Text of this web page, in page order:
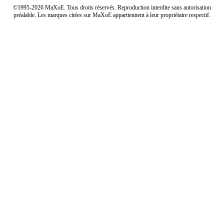
©1995-2026 MaXoE. Tous droits réservés. Reproduction interdite sans autorisation
préalable. Les marques citées sur MaXoE appartiennent à leur propriétaire respectif.